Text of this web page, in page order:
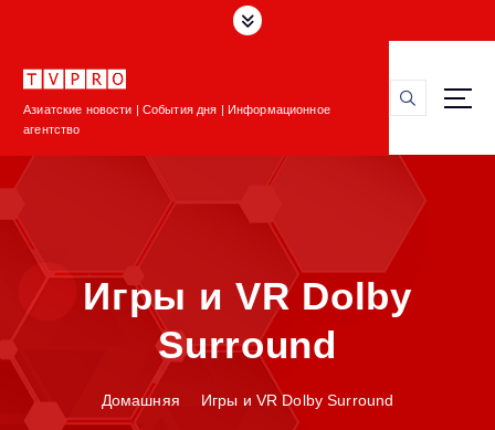
к
Азиатские новости | События дня | Информационное
агентство
Игры и VR Dolby
Surround
Домашняя Игры и VR Dolby Surround